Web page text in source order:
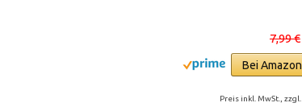
7,99 €
Bei
Preis inkl. MwSt.,